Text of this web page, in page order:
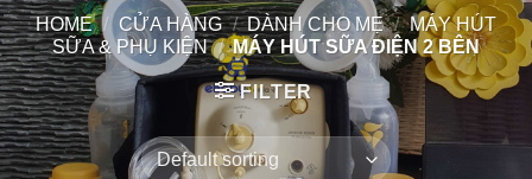
HOME / CỬA HÀNG / DÀNH CHO MẸ / MÁY HÚT
SỮA & PHỤ KIỆN / MÁY HÚT SỮA ĐIỆN 2 BÊN
FILTER